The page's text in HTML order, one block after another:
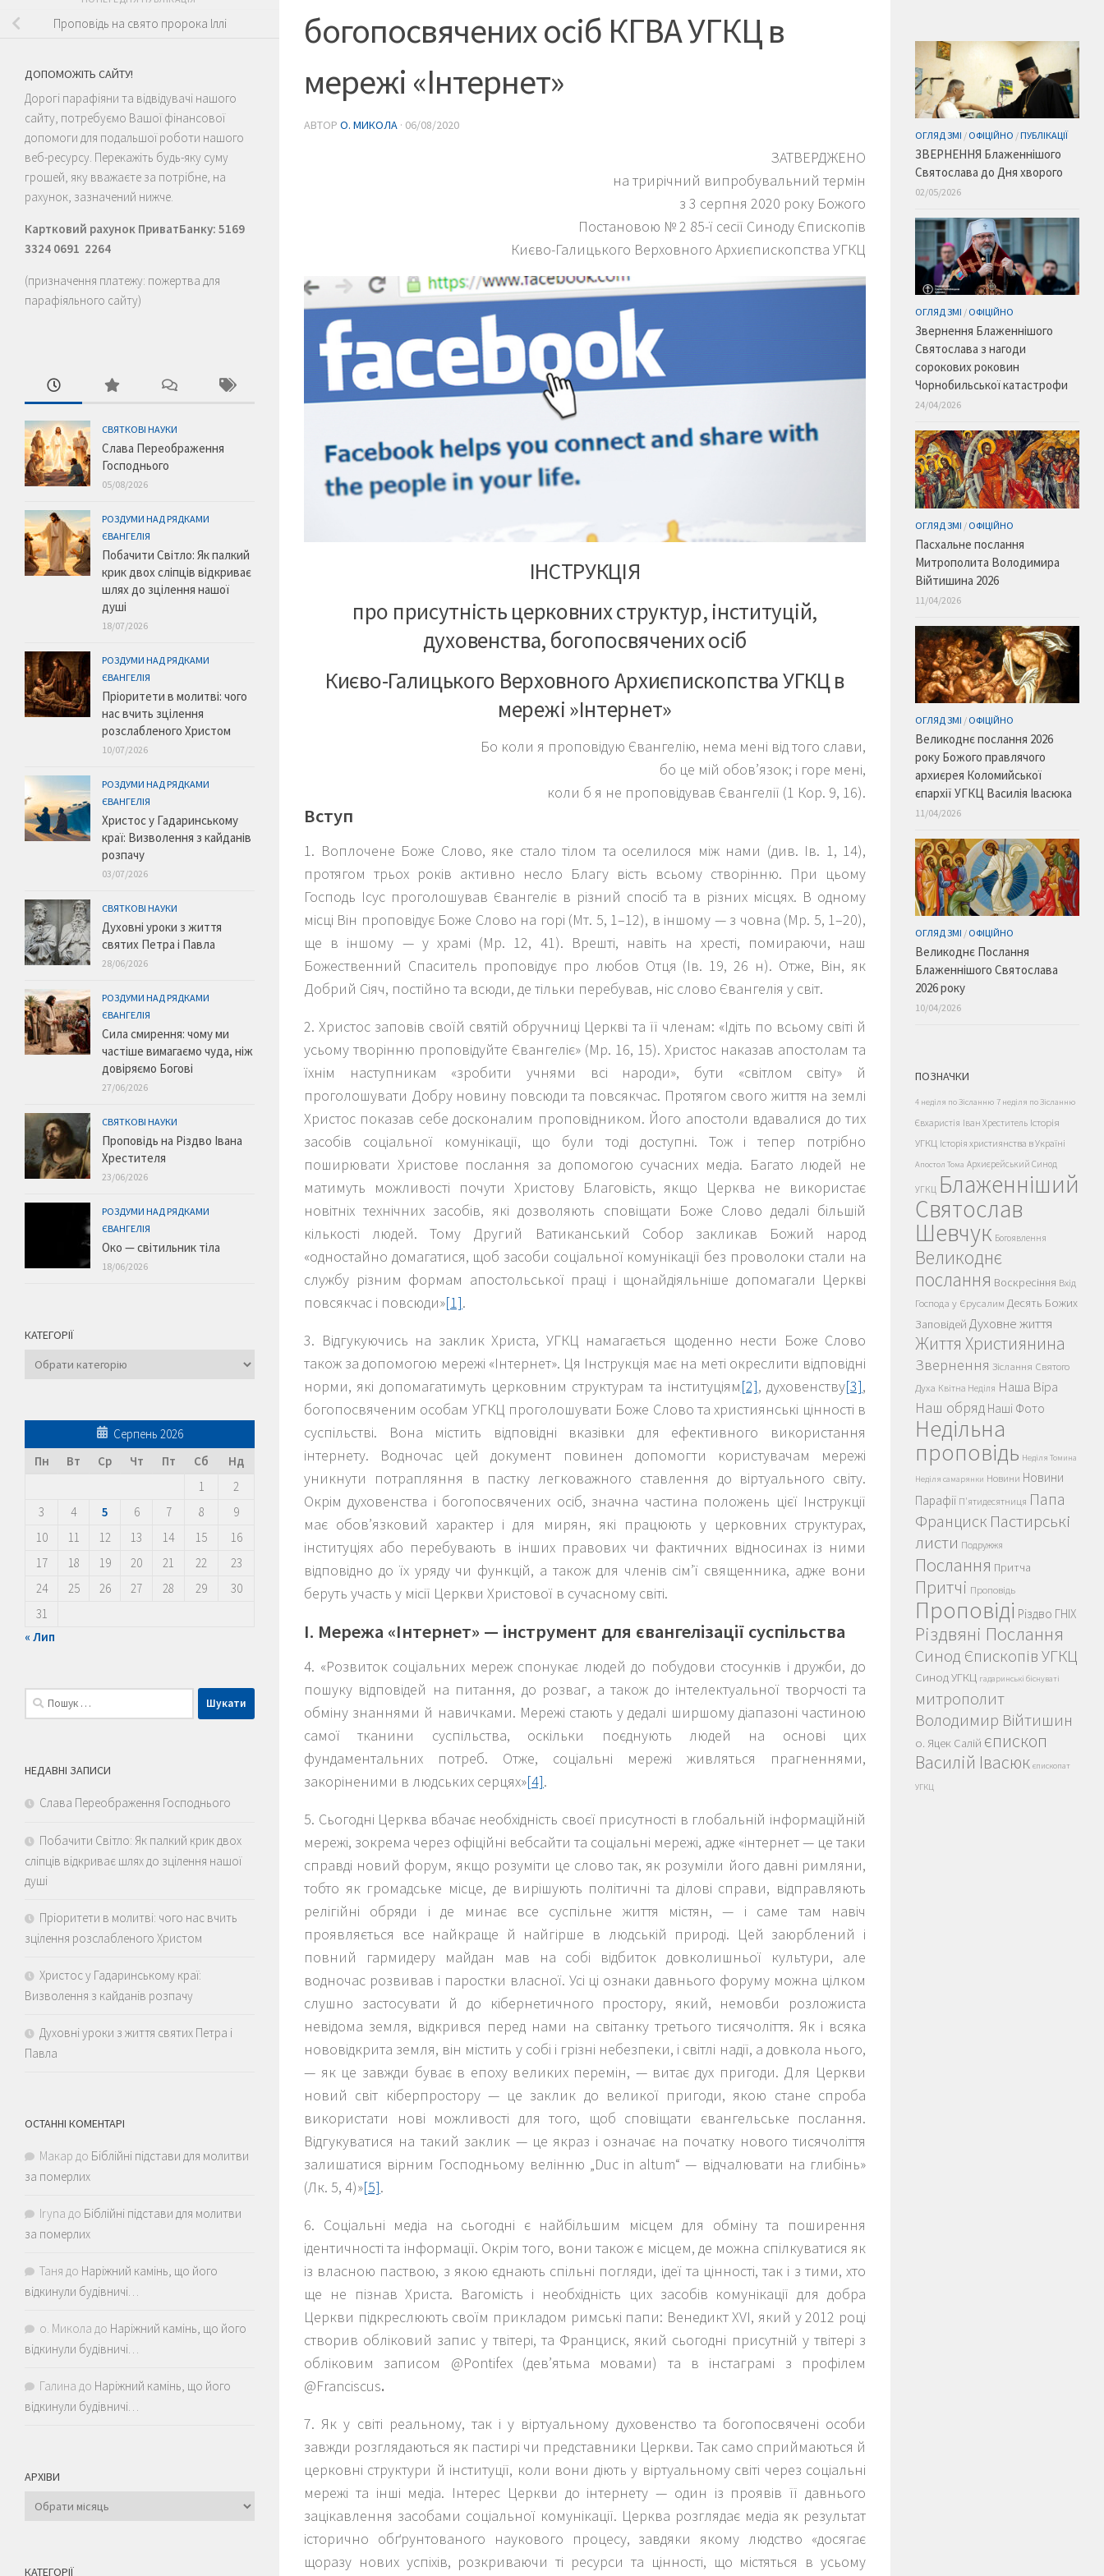
богопосвячених осіб КГВА УГКЦ в
мережі «Інтернет»
АВТОР О. МИКОЛА · 06/08/2020
ЗАТВЕРДЖЕНО
на трирічний випробувальний термін
з 3 серпня 2020 року Божого
Постановою № 2 85-ї сесії Синоду Єпископів
Києво-Галицького Верховного Архиєпископства УГКЦ
ІНСТРУКЦІЯ
про присутність церковних структур, інституцій,
духовенства, богопосвячених осіб
Києво-Галицького Верховного Архиєпископства УГКЦ в
мережі »Інтернет»
Бо коли я проповідую Євангелію, нема мені від того слави,
бо це мій обов’язок; і горе мені,
коли б я не проповідував Євангелії (1 Кор. 9, 16).
Вступ
1. Воплочене Боже Слово, яке стало тілом та оселилося між нами (див. Ів. 1, 14),
протягом трьох років активно несло Благу вість всьому створінню. При цьому
Господь Ісус проголошував Євангеліє в різний спосіб та в різних місцях. В одному
місці Він проповідує Боже Слово на горі (Мт. 5, 1–12), в іншому — з човна (Мр. 5, 1–20),
ще в іншому — у храмі (Мр. 12, 41). Врешті, навіть на хресті, помираючи, наш
Божественний Спаситель проповідує про любов Отця (Ів. 19, 26 н). Отже, Він, як
Добрий Сіяч, постійно та всюди, де тільки перебував, ніс слово Євангелія у світ.
2. Христос заповів своїй святій обручниці Церкві та її членам: «Ідіть по всьому світі й
усьому творінню проповідуйте Євангеліє» (Мр. 16, 15). Христос наказав апостолам та
їхнім наступникам «зробити учнями всі народи», бути «світлом світу» й
проголошувати Добру новину повсюди та повсякчас. Протягом свого життя на землі
Христос показав себе досконалим проповідником. Його апостоли вдавалися до тих
засобів соціальної комунікації, що були тоді доступні. Тож і тепер потрібно
поширювати Христове послання за допомогою сучасних медіа. Багато людей не
матимуть можливості почути Христову Благовість, якщо Церква не використає
новітніх технічних засобів, які дозволяють сповіщати Боже Слово дедалі більшій
кількості людей. Тому Другий Ватиканський Собор закликав Божий народ
«одностайно домагатися, щоб засоби соціальної комунікації без проволоки стали на
службу різним формам апостольської праці і щонайдіяльніше допомагали Церкві
повсякчас і повсюди»[1].
3. Відгукуючись на заклик Христа, УГКЦ намагається щоденно нести Боже Слово
також за допомогою мережі «Інтернет». Ця Інструкція має на меті окреслити відповідні
норми, які допомагатимуть церковним структурам та інституціям[2], духовенству[3],
богопосвяченим особам УГКЦ проголошувати Боже Слово та християнські цінності в
суспільстві. Вона містить відповідні вказівки для ефективного використання
інтернету. Водночас цей документ повинен допомогти користувачам мережі
уникнути потрапляння в пастку легковажного ставлення до віртуального світу.
Окрім духовенства і богопосвячених осіб, значна частина положень цієї Інструкції
має обов’язковий характер і для мирян, які працюють у церковних структурах,
інституціях або перебувають в інших правових чи фактичних відносинах із ними
відповідно до їх уряду чи функцій, а також для членів сім’ї священника, адже вони
беруть участь у місії Церкви Христової в сучасному світі.
I. Мережа «Інтернет» — інструмент для євангелізації суспільства
4. «Розвиток соціальних мереж спонукає людей до побудови стосунків і дружби, до
пошуку відповідей на питання, до розваг, а також до інтелектуальної творчості та
обміну знаннями й навичками. Мережі стають у дедалі ширшому діапазоні частиною
самої тканини суспільства, оскільки поєднують людей на основі цих
фундаментальних потреб. Отже, соціальні мережі живляться прагненнями,
закоріненими в людських серцях»[4].
5. Сьогодні Церква вбачає необхідність своєї присутності в глобальній інформаційній
мережі, зокрема через офіційні вебсайти та соціальні мережі, адже «інтернет — це таки
справді новий форум, якщо розуміти це слово так, як розуміли його давні римляни,
тобто як громадське місце, де вирішують політичні та ділові справи, відправляють
релігійні обряди і де минає все суспільне життя містян, — і саме там навіч
проявляється все найкраще й найгірше в людській природі. Цей заюрблений і
повний гармидеру майдан мав на собі відбиток довколишньої культури, але
водночас розвивав і паростки власної. Усі ці ознаки давнього форуму можна цілком
слушно застосувати й до кібернетичного простору, який, немовби розложиста
невідома земля, відкрився перед нами на світанку третього тисячоліття. Як і всяка
нововідкрита земля, він містить у собі і грізні небезпеки, і світлі надії, а довкола нього,
— як це завжди буває в епоху великих перемін, — витає дух пригоди. Для Церкви
новий світ кіберпростору — це заклик до великої пригоди, якою стане спроба
використати нові можливості для того, щоб сповіщати євангельське послання.
Відгукуватися на такий заклик — це якраз і означає на початку нового тисячоліття
залишатися вірним Господньому велінню „Duc in altum“ — відчалювати на глибінь»
(Лк. 5, 4)»[5].
6. Соціальні медіа на сьогодні є найбільшим місцем для обміну та поширення
ідентичності та інформації. Окрім того, вони також є місцем, де можна спілкуватися як
із власною паствою, з якою єднають спільні погляди, ідеї та цінності, так і з тими, хто
ще не пізнав Христа. Вагомість і необхідність цих засобів комунікації для добра
Церкви підкреслюють своїм прикладом римські папи: Венедикт XVI, який у 2012 році
створив обліковий запис у твітері, та Франциск, який сьогодні присутній у твітері з
обліковим записом @Pontifex (дев’ятьма мовами) та в інстаграмі з профілем
@Franciscus.
7. Як у світі реальному, так і у віртуальному духовенство та богопосвячені особи
завжди розглядаються як пастирі чи представники Церкви. Так само сприймаються й
церковні структури й інституції, коли вони діють у віртуальному світі через соціальні
мережі та інші медіа. Інтерес Церкви до інтернету — один із проявів її давнього
зацікавлення засобами соціальної комунікації. Церква розглядає медіа як результат
історично обґрунтованого наукового процесу, завдяки якому людство «досягає
щоразу нових успіхів, розкриваючи ті ресурси та цінності, що містяться в усьому
Проповідь на свято пророка Іллі
ДОПОМОЖІТЬ САЙТУ!
Дорогі парафіяни та відвідувачі нашого
сайту, потребуємо Вашої фінансової
допомоги для подальшої роботи нашого
веб-ресурсу. Перекажіть будь-яку суму
грошей, яку вважаєте за потрібне, на
рахунок, зазначений нижче.
Картковий рахунок ПриватБанку: 5169
3324 0691 2264
(призначення платежу: пожертва для
парафіяльного сайту)
СВЯТКОВІ НАУКИ
Слава Переображення
Господнього
05/08/2026
РОЗДУМИ НАД РЯДКАМИ
ЄВАНГЕЛІЯ
Побачити Світло: Як палкий
крик двох сліпців відкриває
шлях до зцілення нашої
душі
18/07/2026
РОЗДУМИ НАД РЯДКАМИ
ЄВАНГЕЛІЯ
Пріоритети в молитві: чого
нас вчить зцілення
розслабленого Христом
10/07/2026
РОЗДУМИ НАД РЯДКАМИ
ЄВАНГЕЛІЯ
Христос у Гадаринському
краї: Визволення з кайданів
розпачу
03/07/2026
СВЯТКОВІ НАУКИ
Духовні уроки з життя
святих Петра і Павла
28/06/2026
РОЗДУМИ НАД РЯДКАМИ
ЄВАНГЕЛІЯ
Сила смирення: чому ми
частіше вимагаємо чуда, ніж
довіряємо Богові
27/06/2026
СВЯТКОВІ НАУКИ
Проповідь на Різдво Івана
Хрестителя
23/06/2026
РОЗДУМИ НАД РЯДКАМИ
ЄВАНГЕЛІЯ
Око — світильник тіла
18/06/2026
КАТЕГОРІЇ
Категорії
Серпень 2026
Пн
Вт Ср Чт Пт Сб
Нд
1
2
3
4 5 6 7 8
9
10
11 12 13 14 15
16
17
18 19 20 21 22
23
24
25 26 27 28 29
30
31
« Лип
Пошук:
НЕДАВНІ ЗАПИСИ
Слава Переображення Господнього
Побачити Світло: Як палкий крик двох
сліпців відкриває шлях до зцілення нашої
душі
Пріоритети в молитві: чого нас вчить
зцілення розслабленого Христом
Христос у Гадаринському краї:
Визволення з кайданів розпачу
Духовні уроки з життя святих Петра і
Павла
ОСТАННІ КОМЕНТАРІ
Макар до Біблійні підстави для молитви
за померлих
Iryna до Біблійні підстави для молитви
за померлих
Таня до Наріжний камінь, що його
відкинули будівничі…
о. Микола до Наріжний камінь, що його
відкинули будівничі…
Галина до Наріжний камінь, що його
відкинули будівничі…
АРХІВИ
Архіви
КАТЕГОРІЇ
ОГЛЯД ЗМІ / ОФІЦІЙНО /ПУБЛІКАЦІЇ
ЗВЕРНЕННЯ Блаженнішого
Святослава до Дня хворого
02/05/2026
ОГЛЯД ЗМІ / ОФІЦІЙНО
Звернення Блаженнішого
Святослава з нагоди
сорокових роковин
Чорнобильської катастрофи
24/04/2026
ОГЛЯД ЗМІ / ОФІЦІЙНО
Пасхальне послання
Митрополита Володимира
Війтишина 2026
11/04/2026
ОГЛЯД ЗМІ / ОФІЦІЙНО
Великоднє послання 2026
року Божого правлячого
архиєрея Коломийської
єпархії УГКЦ Василія Івасюка
11/04/2026
ОГЛЯД ЗМІ / ОФІЦІЙНО
Великоднє Послання
Блаженнішого Святослава
2026 року
10/04/2026
ПОЗНАЧКИ
4 неділя по Зісланню 7 неділя по Зісланню
Євхаристія Іван Хреститель Історія
УГКЦ Історія християнства в Україні
Апостол Тома Архиєрейський Синод
УГКЦ Блаженніший
Святослав
Шевчук Богоявлення
Великоднє
послання Воскресіння Вхід
Господа у Єрусалим Десять Божих
Заповідей Духовне життя
Життя Християнина
Звернення Зіслання Святого
Духа Квітна Неділя Наша Віра
Наш обряд Наші Фото
Недільна
проповідь Неділя Томина
Неділя самарянки Новини Новини
Парафії П'ятидесятниця Папа
Франциск Пастирські
листи Подружжя
Послання Притча
Притчі Проповідь
Проповіді Різдво ГНІХ
Різдвяні Послання
Синод Єпископів УГКЦ
Синод УГКЦ гадаринські біснуваті
митрополит
Володимир Війтишин
о. Яцек Салій єпископ
Василій Івасюк єпископат
УГКЦ